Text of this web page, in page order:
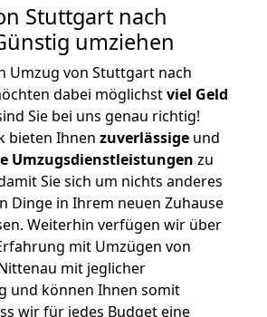
Stuttgart nach
umziehen
Umzug von Stuttgart nach
dabei möglichstviel Geld
Sie bei uns genau richtig!
bieten Ihnen zuverlässige und
Umzugsdienstleistungen zu
Sie sich um nichts anderes
Dinge in Ihrem neuen Zuhause
Weiterhin verfügen wir über
mit Umzügen von
mit jeglicher
und können Ihnen somit
wir für jedes Budget eine